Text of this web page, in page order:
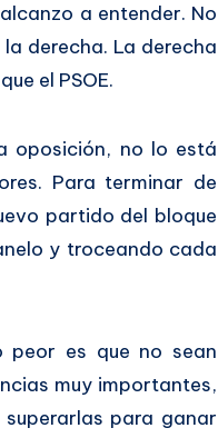
a entender. No
derecha. La derecha
el PSOE.
oposición, no lo está
Para terminar de
partido del bloque
y troceando cada
peor es que no sean
muy importantes,
para ganar